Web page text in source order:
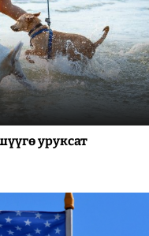
уруксат